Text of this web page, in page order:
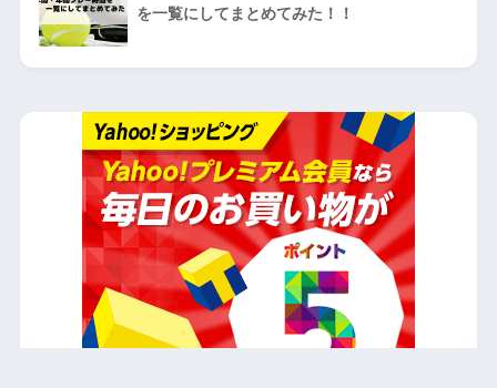
を一覧にしてまとめてみた！！